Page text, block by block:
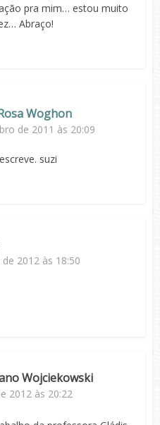
pra mim… estou muito
Abraço!
Woghon
de 2011 às 20:09
suzi
2012 às 18:50
Wojciekowski
2012 às 20:22